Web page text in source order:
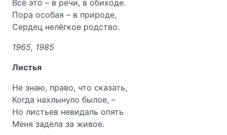
Всё это – в речи, в обиходе.
Пора особая – в природе,
Сердец нелёгкое родство.
1965, 1985
Листья
Не знаю, право, что сказать,
Когда нахлынуло былое, –
Но листьев невидаль опять
Меня задела за живое.